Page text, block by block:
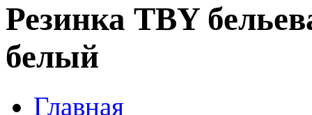
Резинка TBY
белый
Главная